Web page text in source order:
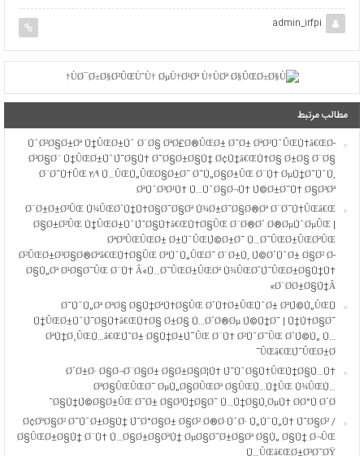
admin_irfpi
مطالب مرتبط
ÙˆØ²Ø§Ø±Øª Ù†ÛŒØ±Ùˆ Ø¨Ø§ ØªØ£Ø®ÛŒØ± Ø¯Ø± ØªØ³ÙˆÛŒÙ‡â€ŒØ­
Ø³Ø§Ø¨ Ù†ÛŒØ±ÙˆÚ¯Ø§Ù‡ Ø¯Ø§Ø±Ø§Ù† Ø¢Ù†â€ŒÙ‡Ø§ Ø±Ø§ Ø¨Ø§
Ø¨Ø¯Ù‡ÛŒ ۲٫۹ Ù…ÛŒÙ„ÛŒØ§Ø±Ø¯ Ø¯Ù„Ø§Ø±ÛŒ Ø¨Ù‡ ØµÙ†Ø¯ÙˆÙ‚
ØªÙˆØ³Ø¹Ù‡ Ù…ÙˆØ§Ø¬Ù‡ Ú©Ø±Ø¯Ù‡ Ø§Ø³Øª
Ø¨Ø±Ø±Ø³ÛŒ Ù¾ÛŒØ´Ù†Ù‡Ø§Ø¯Ø§Øª Ù¾Ø±Ø¯Ø§Ø®Øª Ø¨Ø¯Ù‡ÛŒâ€Œ
Ø§Ø±Ø²ÛŒ Ù†ÛŒØ±ÙˆÚ¯Ø§Ù‡â€ŒÙ‡Ø§ÛŒ Ø¨Ø®Ø´ Ø®ØµÙˆØµÛŒ |
ØªØºÛŒÛŒØ± Ø±ÙˆÛŒÚ©Ø±Ø¯ Ù…Ø¯ÛŒØ±ÛŒØªÛŒ
Ø²ÛŒØ±Ø³Ø§Ø®Øªâ€ŒÙ‡Ø§ÛŒ ØªÙˆÙ„ÛŒØ¯ Ø¨Ø±Ù‚ Ú©Ø´ÙˆØ± Ø§Ø² Ø­
Ø§Ù„Øª Ø¹Ø§Ø¯ÛŒ Ø¨Ù‡ Â«Ù…Ø¯ÛŒØ±ÛŒØª Ù¾ÛŒØ´Ú¯ÛŒØ±Ø§Ù†Ù‡
Ø¨Ø­Ø±Ø§Ù†Â»
Ø¯ÙˆÙ„Øª ØªØ§ Ø§Ù†ØªÙ‡Ø§ÛŒ Ø´Ù‡Ø±ÛŒÙˆØ± ØªÚ©Ù„ÛŒÙ
Ù†ÛŒØ±ÙˆÚ¯Ø§Ù‡â€ŒÙ‡Ø§ Ø±Ø§ Ù…Ø´Ø®Øµ Ú©Ù†Ø¯ | Ù†Ù‡Ø§Ø¯
ØªÙ†Ø¸ÛŒÙ…â€ŒÚ¯Ø± Ø§Ù†Ø±Ú˜ÛŒ Ø¨Ù‡ Ø²ÙˆØ¯ÛŒ Ø´Ú©Ù„ Ù…
ÛŒâ€ŒÚ¯ÛŒØ±Ø¯
Ø´Ø±Ø· Ø§Ø¬Ø¨Ø§Ø± Ø§Ø±Ø§Ø¦Ù‡ Ú¯ÙˆØ§Ù‡ÛŒÙ†Ø§Ù…Ù‡
ØªØ§ÛŒÛŒØ¯ ØµÙ„Ø§Ø­ÛŒØª Ø§ÛŒÙ…Ù†ÛŒ Ù¾ÛŒÙ…
Ø§Ù†Ú©Ø§Ø±ÛŒ Ø¯Ø± Ø§Ø³Ù†Ø§Ø¯ Ù…Ù†Ø§Ù‚ØµÙ‡ Ø­Ø°Ù Ø´Ø¯
Ø¢ØºØ§Ø² Ø¯ÙˆØ±Ø§Ù† Ú¯Ø°Ø§Ø± Ø§Ø² Ø®Ø·ÙˆØ· Ù„ÙˆÙ„Ù‡ Ú¯Ø§Ø² /
Ø§ÛŒØ±Ø§Ù† Ø¨Ù‡ Ù…Ø§Ø±Ø§ØªÙ† ØµØ§Ø¯Ø±Ø§Øª Ø§Ù„ Ø§Ù† Ø¬ÛŒ